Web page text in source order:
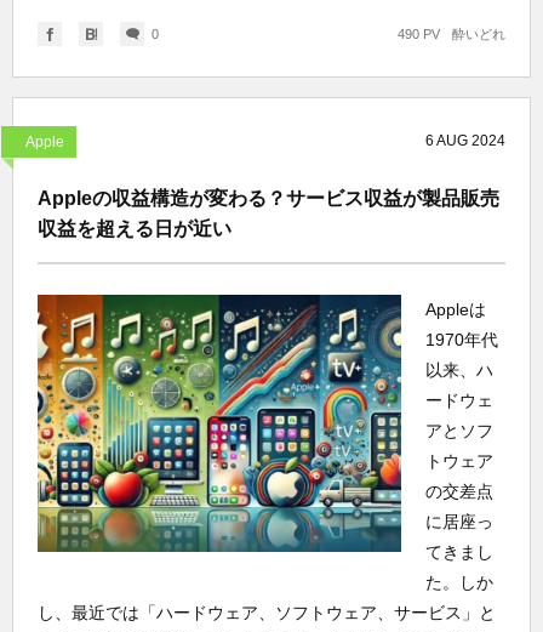
0 酔いどれ
490 PV
Apple 6 AUG 2024
Appleの収益構造が変わる？サービス収益が製品販売
収益を超える日が近い
Appleは
1970年代
以来、ハ
ードウェ
アとソフ
トウェア
の交差点
に居座っ
てきまし
た。しか
し、最近では「ハードウェア、ソフトウェア、サービス」と